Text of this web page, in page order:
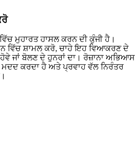
ਮੁਹਾਰਤ ਹਾਸਲ ਕਰਨ ਦੀ ਕੁੰਜੀ ਹੈ।
ਵਿੱਚ ਸ਼ਾਮਲ ਕਰੋ, ਚਾਹੇ ਇਹ ਵਿਆਕਰਣ ਦੇ
ਜਾਂ ਬੋਲਣ ਦੇ ਹੁਨਰਾਂ ਦਾ। ਰੋਜ਼ਾਨਾ ਅਭਿਆਸ
ਕਰਦਾ ਹੈ ਅਤੇ ਪ੍ਰਵਾਹ ਵੱਲ ਨਿਰੰਤਰ